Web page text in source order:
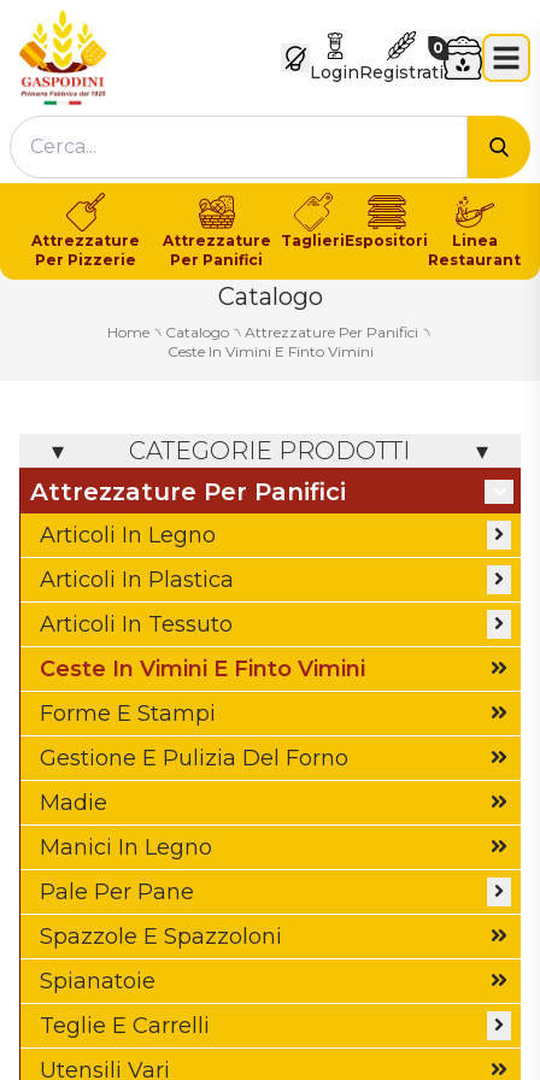
LoginRegistrati
Carrello
0
Attrezzature
Per Pizzerie
Attrezzature
Per Panifici
TaglieriEspositori
Linea
Restaurant
Catalogo
Home ৲ Catalogo ৲ Attrezzature Per Panifici ৲
Ceste In Vimini E Finto Vimini
CATEGORIE PRODOTTI
Attrezzature Per Panifici
Articoli In Legno
Casse In Legno E Madie
Manici In Legno
Pale A Baionetta
Pale A Cavicchi
Spadine In Legno
Tavole In Legno
Articoli In Plastica
Bacinelle
Bidoni
Cassette
Ceste
Contenitori
Coperchi
Mastelli
Pallet
Secchi
Articoli In Tessuto
Fodera Copricesta
Guanti Anticalore
Teli Per Lievitazione
Teli Per Telai Da Infornamento
Ceste In Vimini E Finto Vimini
Forme E Stampi
Gestione E Pulizia Del Forno
Madie
Manici In Legno
Pale Per Pane
Accessori Per Pale Pane
Pale A Baionetta
Pale A Cavicchi
Pale Da Sfornamento In Alluminio
Spazzole E Spazzoloni
Spianatoie
Teglie E Carrelli
Carrelli
Utensili Vari